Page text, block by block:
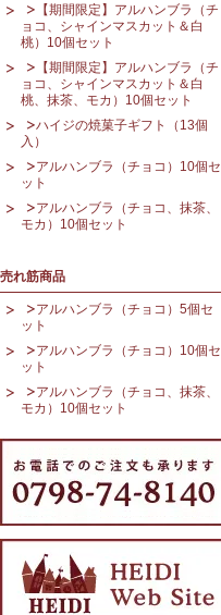
【期間限定】アルハンブラ（チ
ョコ、シャインマスカット＆白
桃）10個セット
【期間限定】アルハンブラ（チ
ョコ、シャインマスカット＆白
桃、抹茶、モカ）10個セット
ハイジの焼菓子ギフト（13個
入）
アルハンブラ（チョコ）10個セ
ット
アルハンブラ（チョコ、抹茶、
モカ）10個セット
売れ筋商品
アルハンブラ（チョコ）5個セ
ット
アルハンブラ（チョコ）10個セ
ット
アルハンブラ（チョコ、抹茶、
モカ）10個セット